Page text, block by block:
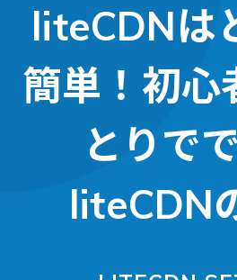
liteCDNは
簡単！初心
とりで
liteCDN